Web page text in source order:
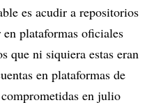
es acudir a repositorios
plataformas oficiales
que ni siquiera estas eran
en plataformas de
en julio